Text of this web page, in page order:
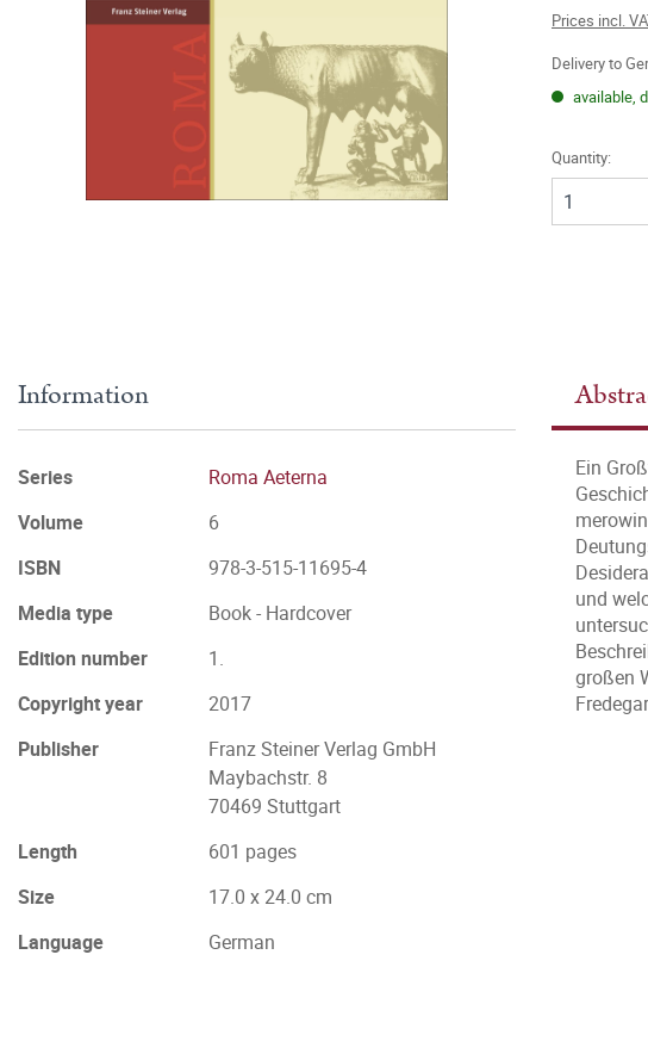
Prices incl.
Delivery to
available,
Quantity:
Ein
und
großen
Information
Series
Roma Aeterna
Volume
6
ISBN
978-3-515-11695-4
Media type
Book - Hardcover
Edition number
1.
Copyright year
2017
Publisher
Franz Steiner Verlag GmbH
Maybachstr. 8
70469 Stuttgart
Length
601 pages
Size
17.0 x 24.0 cm
Language
German